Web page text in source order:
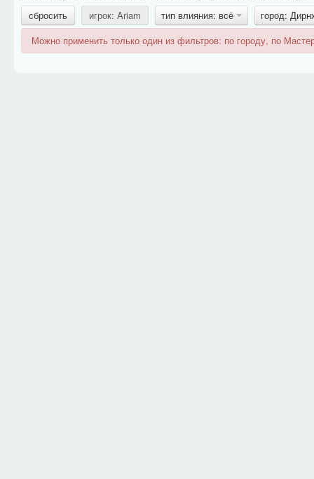
сбросить
игрок: Ariam тип влияния: всё
город:
Можно применить только один из фильтров: по городу, по